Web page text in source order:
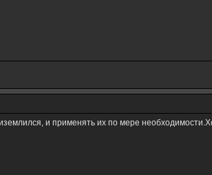
и применять их по мере